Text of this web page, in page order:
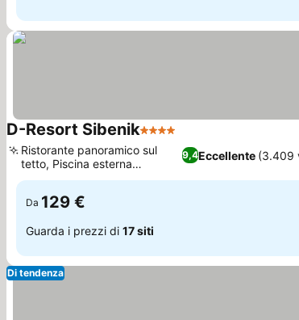
D-Resort Sibenik4 Stelle
9,4Eccellente (3.409
Ristorante panoramico sul
tetto, Piscina esterna
riscaldata
Da 129 €
Guarda i prezzi di 17 siti
Di tendenza